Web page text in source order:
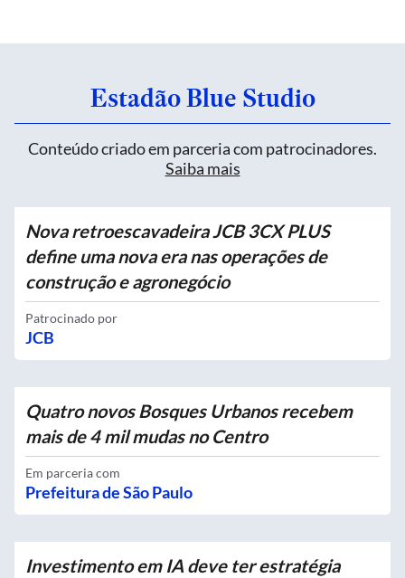
Estadão Blue Studio
Conteúdo criado em parceria com patrocinadores.
Saiba mais
Nova retroescavadeira JCB 3CX PLUS
define uma nova era nas operações de
construção e agronegócio
Patrocinado por
JCB
Quatro novos Bosques Urbanos recebem
mais de 4 mil mudas no Centro
Em parceria com
Prefeitura de São Paulo
Investimento em IA deve ter estratégia